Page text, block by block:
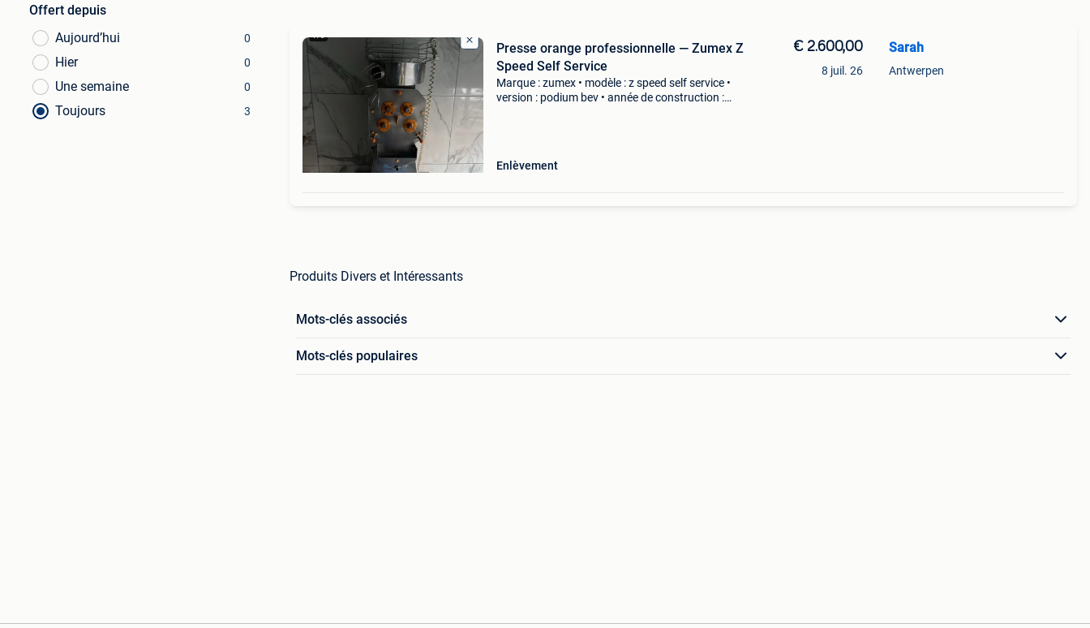
Offert depuis
Aujourd’hui
0
Hier 0
Une semaine 0
Toujours 3
Presse orange professionnelle — Zumex Z
Speed Self Service
Marque : zumex • modèle : z speed self service •
version : podium bev • année de construction :
Enlèvement
€ 2.600,00
8 juil. 26
Sarah
Antwerpen
Produits Divers et Intéressants
Mots-clés associés
Mots-clés populaires